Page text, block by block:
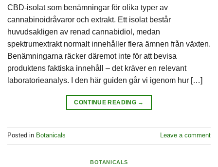
CBD-isolat som benämningar för olika typer av
cannabinoidråvaror och extrakt. Ett isolat består
huvudsakligen av renad cannabidiol, medan
spektrumextrakt normalt innehåller flera ämnen från växten.
Benämningarna räcker däremot inte för att bevisa
produktens faktiska innehåll – det kräver en relevant
laboratorieanalys. I den här guiden går vi igenom hur […]
CONTINUE READING →
Posted in Botanicals Leave a comment
BOTANICALS